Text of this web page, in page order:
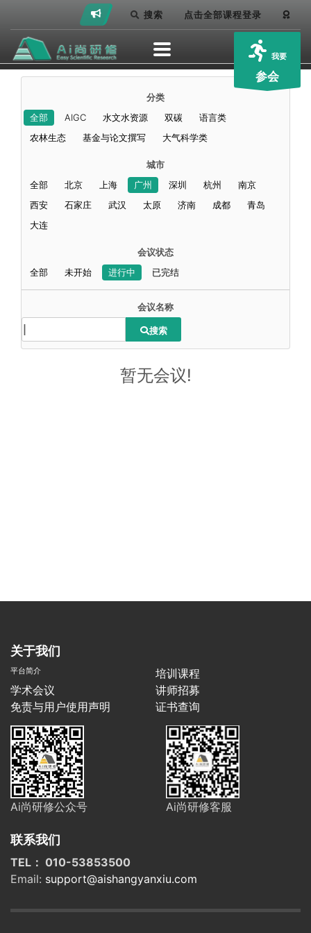
搜索 点击全部课程登录
我要
参会
分类
全部
AIGC 水文水资源 双碳
语言类
农林生态
基金与论文撰写 大气科学类
城市
全部
北京 上海 广州 深圳 杭州
南京
西安
石家庄 武汉 太原 济南 成都
青岛
大连
会议状态
全部
未开始 进行中 已完结
会议名称
搜索
暂无会议!
关于我们
平台简介
培训课程
学术会议
讲师招募
免责与用户使用声明
证书查询
Ai尚研修公众号 Ai尚研修客服
联系我们
TEL： 010-53853500
Email: support@aishangyanxiu.com